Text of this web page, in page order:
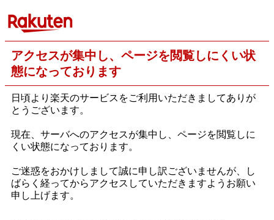
アクセスが集中し、ページを閲覧しにくい状
態になっております
日頃より楽天のサービスをご利用いただきましてありが
とうございます。
現在、サーバへのアクセスが集中し、ページを閲覧しに
くい状態になっております。
ご迷惑をおかけしまして誠に申し訳ございませんが、し
ばらく経ってからアクセスしていただきますようお願い
申し上げます。